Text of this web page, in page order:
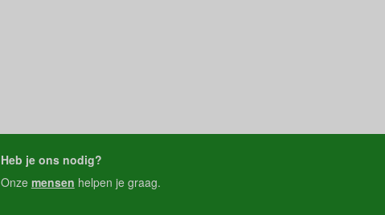
Heb je ons nodig?
Onze mensen helpen je graag.